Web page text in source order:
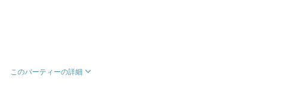
このパーティーの詳細